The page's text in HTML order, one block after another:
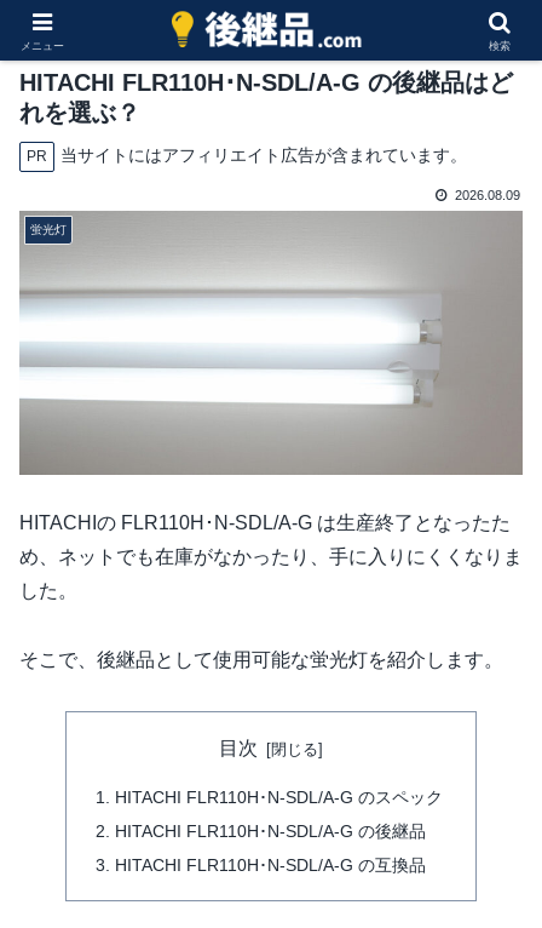
HITACHI FLR110H･N-SDL/A-G の後継品はど
れを選ぶ？
PR 当サイトにはアフィリエイト広告が含まれています。
2026.08.09
蛍光灯
HITACHIの FLR110H･N-SDL/A-G は生産終了となったた
め、ネットでも在庫がなかったり、手に入りにくくなりま
した。
そこで、後継品として使用可能な蛍光灯を紹介します。
目次
HITACHI FLR110H･N-SDL/A-G のスペック
HITACHI FLR110H･N-SDL/A-G の後継品
HITACHI FLR110H･N-SDL/A-G の互換品
メニュー 検索